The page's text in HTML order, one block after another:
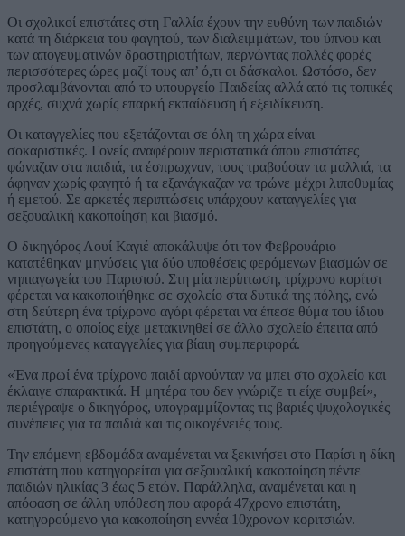
Οι σχολικοί επιστάτες στη Γαλλία έχουν την ευθύνη των παιδιών
κατά τη διάρκεια του φαγητού, των διαλειμμάτων, του ύπνου και
των απογευματινών δραστηριοτήτων, περνώντας πολλές φορές
περισσότερες ώρες μαζί τους απ’ ό,τι οι δάσκαλοι. Ωστόσο, δεν
προσλαμβάνονται από το υπουργείο Παιδείας αλλά από τις τοπικές
αρχές, συχνά χωρίς επαρκή εκπαίδευση ή εξειδίκευση.
Οι καταγγελίες που εξετάζονται σε όλη τη χώρα είναι
σοκαριστικές. Γονείς αναφέρουν περιστατικά όπου επιστάτες
φώναζαν στα παιδιά, τα έσπρωχναν, τους τραβούσαν τα μαλλιά, τα
άφηναν χωρίς φαγητό ή τα εξανάγκαζαν να τρώνε μέχρι λιποθυμίας
ή εμετού. Σε αρκετές περιπτώσεις υπάρχουν καταγγελίες για
σεξουαλική κακοποίηση και βιασμό.
Ο δικηγόρος Λουί Καγιέ αποκάλυψε ότι τον Φεβρουάριο
κατατέθηκαν μηνύσεις για δύο υποθέσεις φερόμενων βιασμών σε
νηπιαγωγεία του Παρισιού. Στη μία περίπτωση, τρίχρονο κορίτσι
φέρεται να κακοποιήθηκε σε σχολείο στα δυτικά της πόλης, ενώ
στη δεύτερη ένα τρίχρονο αγόρι φέρεται να έπεσε θύμα του ίδιου
επιστάτη, ο οποίος είχε μετακινηθεί σε άλλο σχολείο έπειτα από
προηγούμενες καταγγελίες για βίαιη συμπεριφορά.
«Ένα πρωί ένα τρίχρονο παιδί αρνούνταν να μπει στο σχολείο και
έκλαιγε σπαρακτικά. Η μητέρα του δεν γνώριζε τι είχε συμβεί»,
περιέγραψε ο δικηγόρος, υπογραμμίζοντας τις βαριές ψυχολογικές
συνέπειες για τα παιδιά και τις οικογένειές τους.
Την επόμενη εβδομάδα αναμένεται να ξεκινήσει στο Παρίσι η δίκη
επιστάτη που κατηγορείται για σεξουαλική κακοποίηση πέντε
παιδιών ηλικίας 3 έως 5 ετών. Παράλληλα, αναμένεται και η
απόφαση σε άλλη υπόθεση που αφορά 47χρονο επιστάτη,
κατηγορούμενο για κακοποίηση εννέα 10χρονων κοριτσιών.